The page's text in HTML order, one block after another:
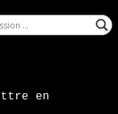
en